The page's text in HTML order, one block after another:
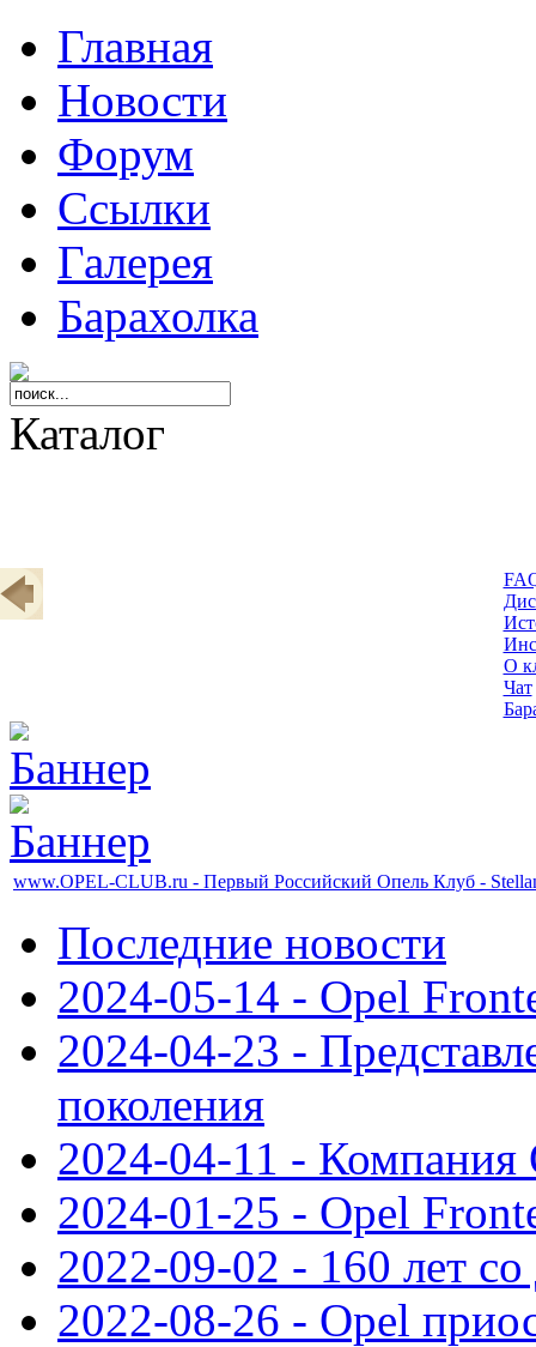
Главная
Новости
Форум
Ссылки
Галерея
Барахолка
Каталог
О
Чат
www.OPEL-CLUB.ru - Первый Российский Опель Клуб -
Последние новости
2024-05-14 - Opel
2024-04-23 -
поколения
2024-04-11 - Компания
2024-01-25 - Opel
2022-09-02 - 160 лет
2022-08-26 - Opel